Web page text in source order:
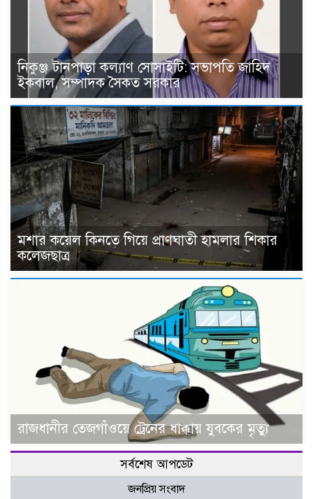
নিকুঞ্জ টানপাড়া কল্যাণ সোসাইটি: সভাপতি জাহিদ
ইকবাল, সম্পাদক সৈকত সরকার
মশার কয়েল কিনতে গিয়ে প্রাণঘাতী হামলার শিকার
কলেজছাত্র
রাজধানীর তেজগাঁওয়ে ট্রেনের ধাক্কায় যুবকের মৃত্যু
সর্বশেষ আপডেট
জনপ্রিয় সংবাদ